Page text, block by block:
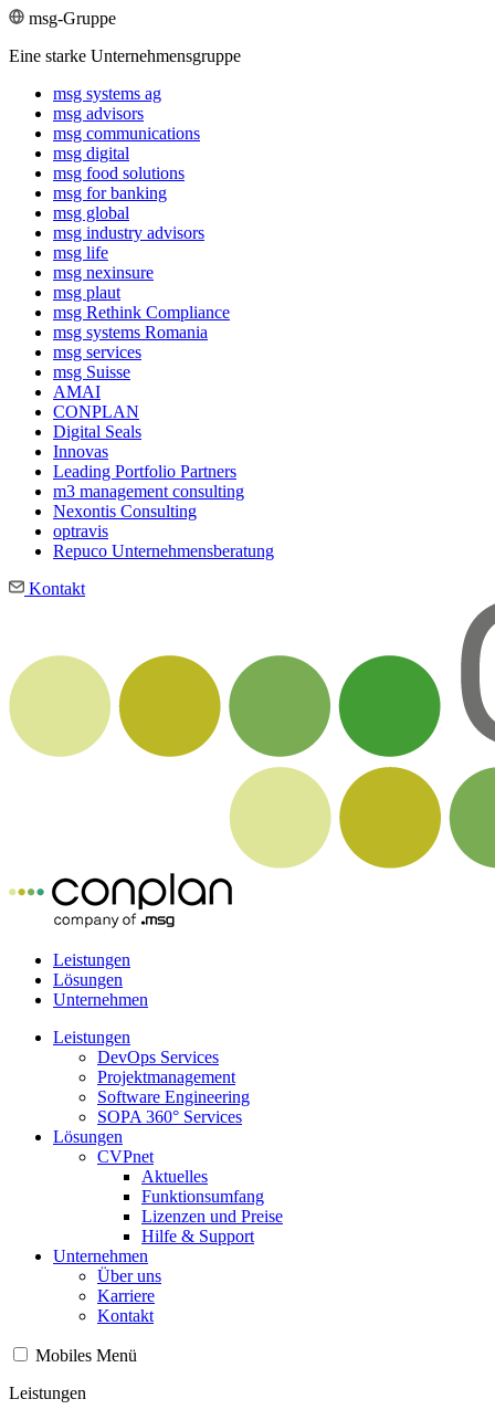
msg-Gruppe
Eine starke Unternehmensgruppe
msg systems ag
msg advisors
msg commu­ni­ca­tions
msg digital
msg food solutions
msg for banking
msg global
msg industry advisors
msg life
msg nexinsure
msg plaut
msg Rethink Compli­ance
msg systems Romania
msg services
msg Suisse
AMAI
CONPLAN
Digital Seals
Innovas
Leading Port­folio Partners
m3 manage­ment consul­ting
Nexontis Consulting
optravis
Repuco Unternehmensberatung
Kontakt
Leistungen
Lösungen
Unternehmen
Leistungen
DevOps Services
Projektmanagement
Software Engineering
SOPA 360° Services
Lösungen
CVPnet
Aktuelles
Funktionsumfang
Lizenzen und Preise
Hilfe & Support
Unternehmen
Über uns
Karriere
Kontakt
Mobiles Menü
Leistungen